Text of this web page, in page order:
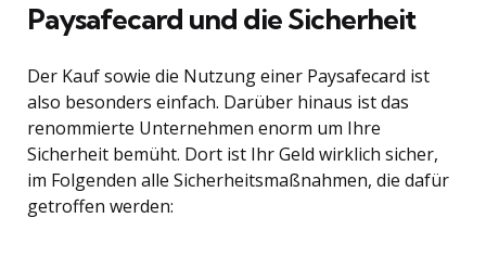
Paysafecard und die Sicherheit
Der Kauf sowie die Nutzung einer Paysafecard ist
also besonders einfach. Darüber hinaus ist das
renommierte Unternehmen enorm um Ihre
Sicherheit bemüht. Dort ist Ihr Geld wirklich sicher,
im Folgenden alle Sicherheitsmaßnahmen, die dafür
getroffen werden: